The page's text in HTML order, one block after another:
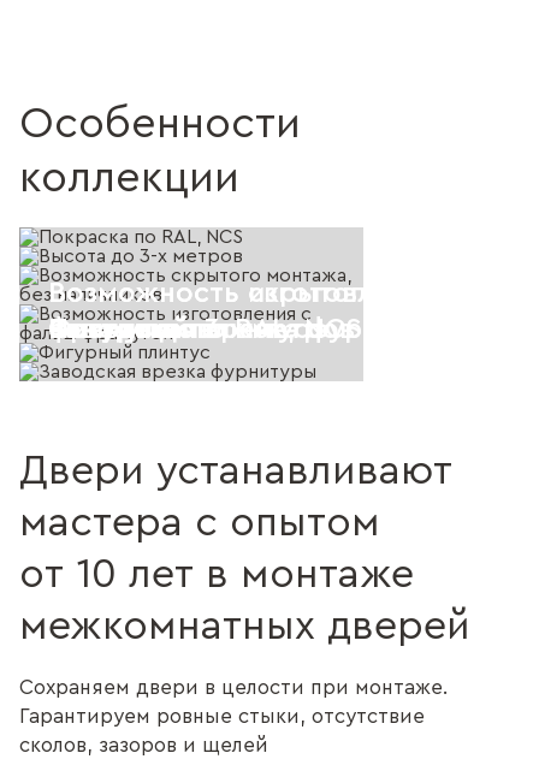
Особенности
коллекции
Покраска по RAL, NCS
Высота до 3-х метров
Возможность скрытого монтажа,
наличников
Возможность изготовления с
фрамугой
Фигурный плинтус
Заводская врезка фурнитуры
Двери устанавливают
мастера с опытом
от 10 лет в монтаже
межкомнатных дверей
Сохраняем двери в целости при монтаже.
Гарантируем ровные стыки, отсутствие
сколов, зазоров и щелей